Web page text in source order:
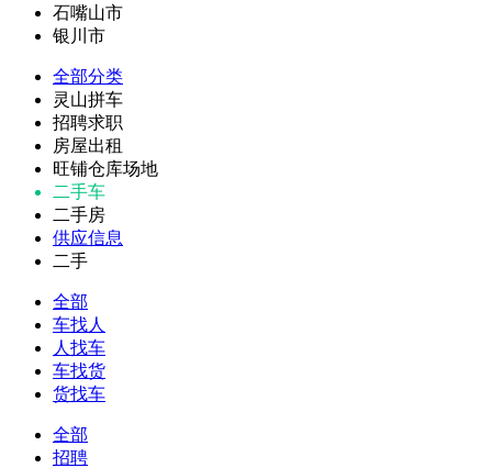
石嘴山市
银川市
全部分类
灵山拼车
招聘求职
房屋出租
旺铺仓库场地
二手车
二手房
供应信息
二手
全部
车找人
人找车
车找货
货找车
全部
招聘